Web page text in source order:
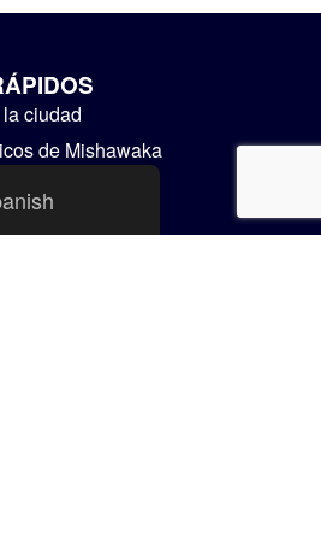
ciudad
de Mishawaka